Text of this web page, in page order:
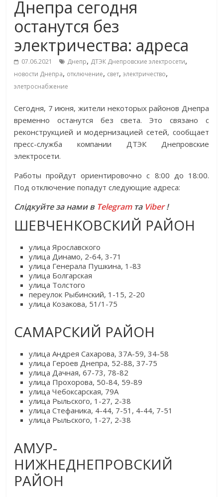
Днепра сегодня
останутся без
электричества: адреса
07.06.2021 Днепр, ДТЭК Днепровские электросети,
новости Днепра, отключение, свет,электричество,
элетроснабжение
Сегодня, 7 июня, жители некоторых районов Днепра
временно останутся без света. Это связано с
реконструкцией и модернизацией сетей, сообщает
пресс-служба компании ДТЭК Днепровские
электросети.
Работы пройдут ориентировочно с 8:00 до 18:00.
Под отключение попадут следующие адреса:
Слідкуйте за нами в Telegramта Viber!
ШЕВЧЕНКОВСКИЙ РАЙОН
улица Ярославского
улица Динамо, 2-64, 3-71
улица Генерала Пушкина, 1-83
улица Болгарская
улица Толстого
переулок Рыбинский, 1-15, 2-20
улица Козакова, 51/1-75
САМАРСКИЙ РАЙОН
улица Андрея Сахарова, 37А-59, 34-58
улица Героев Днепра, 52-88, 37-75
улица Дачная, 67-73, 78-82
улица Прохорова, 50-84, 59-89
улица Чебоксарская, 79А
улица Рыльского, 1-27, 2-38
улица Стефаника, 4-44, 7-51, 4-44, 7-51
улица Рыльского, 1-27, 2-38
АМУР-
НИЖНЕДНЕПРОВСКИЙ
РАЙОН